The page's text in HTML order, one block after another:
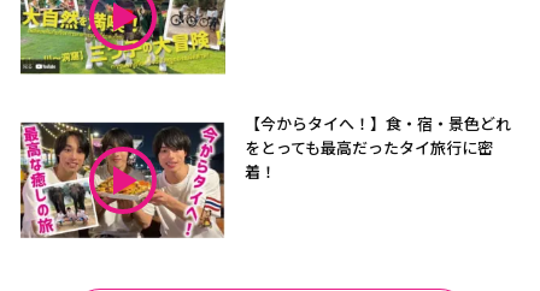
【今からタイへ！】食・宿・景色どれ
をとっても最高だったタイ旅行に密
着！